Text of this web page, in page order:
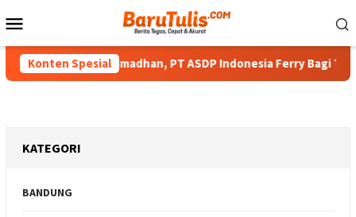
ke
Mobile
Konten Spesial
di Bulan Ramadhan, PT ASDP Indonesia Ferry Bagi Takjil Ke
KATEGORI
BANDUNG